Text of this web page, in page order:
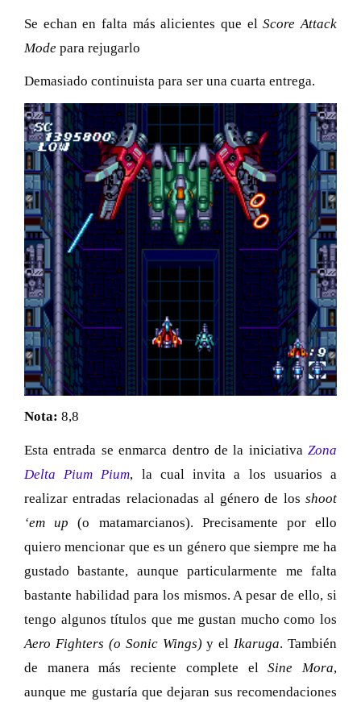
Se echan en falta más alicientes que elScore Attack
Mode para rejugarlo
Demasiado continuista para ser una cuarta entrega.
Nota: 8,8
Esta entrada se enmarca dentro de la iniciativa Zona
Delta Pium Pium, la cual invita a los usuarios a
realizar entradas relacionadas al género de los shoot
‘em up (o matamarcianos). Precisamente por ello
quiero mencionar que es un género que siempre me ha
gustado bastante, aunque particularmente me falta
bastante habilidad para los mismos. A pesar de ello, si
tengo algunos títulos que me gustan mucho como los
Aero Fighters (o Sonic Wings)y elIkaruga. También
de manera más reciente complete elSine Mora,
aunque me gustaría que dejaran sus recomendaciones